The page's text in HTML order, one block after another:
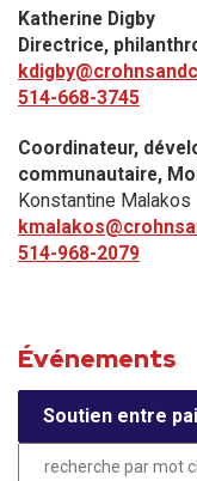
Katherine Digby
Directrice,
514-668-3745
Coordinateur,
communautaire​,
Konstantine Malakos
514-968-2079
Événements
Soutien entre